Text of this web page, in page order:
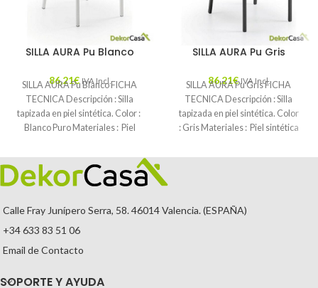
SILLA AURA Pu Blanco
86,21€ IVA Incl.
SILLA AURA Pu Blanco FICHA
TECNICA Descripción : Silla
tapizada en piel sintética. Color :
Blanco Puro Materiales : Piel
SILLA AURA Pu Gris
86,21€ IVA Incl.
SILLA AURA Pu Gris FICHA
TECNICA Descripción : Silla
tapizada en piel sintética. Color
: Gris Materiales : Piel sintética
Calle Fray Junípero Serra, 58. 46014 Valencia. (ESPAÑA)
+34 633 83 51 06
Email de Contacto
SOPORTE Y AYUDA